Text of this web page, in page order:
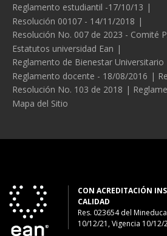
Reglamento estudiantil -17/10/13
Resolución 00107 - 14/11/2018
Resolución No. 007 de 2023 - Comité
Estatutos universidad Ean
Reglamento de Bienestar Universitario
Reglamento docente - 18/08/2016
Resolución No. 103 de 2018
Mapa del Sitio
CON ACREDITACIÓN
CALIDAD
Res. 023654del
10/12/21, Vigencia 10/12/